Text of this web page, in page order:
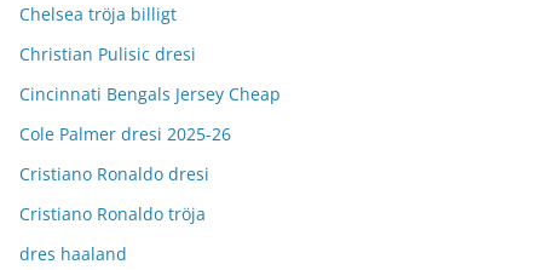
Chelsea tröja billigt
Christian Pulisic dresi
Cincinnati Bengals Jersey Cheap
Cole Palmer dresi 2025-26
Cristiano Ronaldo dresi
Cristiano Ronaldo tröja
dres haaland